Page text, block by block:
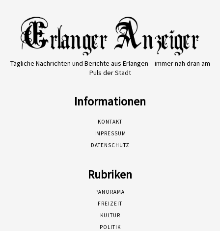
Tägliche Nachrichten und Berichte aus Erlangen – immer nah dran am
Puls der Stadt
Informationen
KONTAKT
IMPRESSUM
DATENSCHUTZ
Rubriken
PANORAMA
FREIZEIT
KULTUR
POLITIK